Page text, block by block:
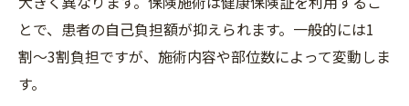
とで、患者の自己負担額が抑えられます。一般的には1
割〜3割負担ですが、施術内容や部位数によって変動しま
す。